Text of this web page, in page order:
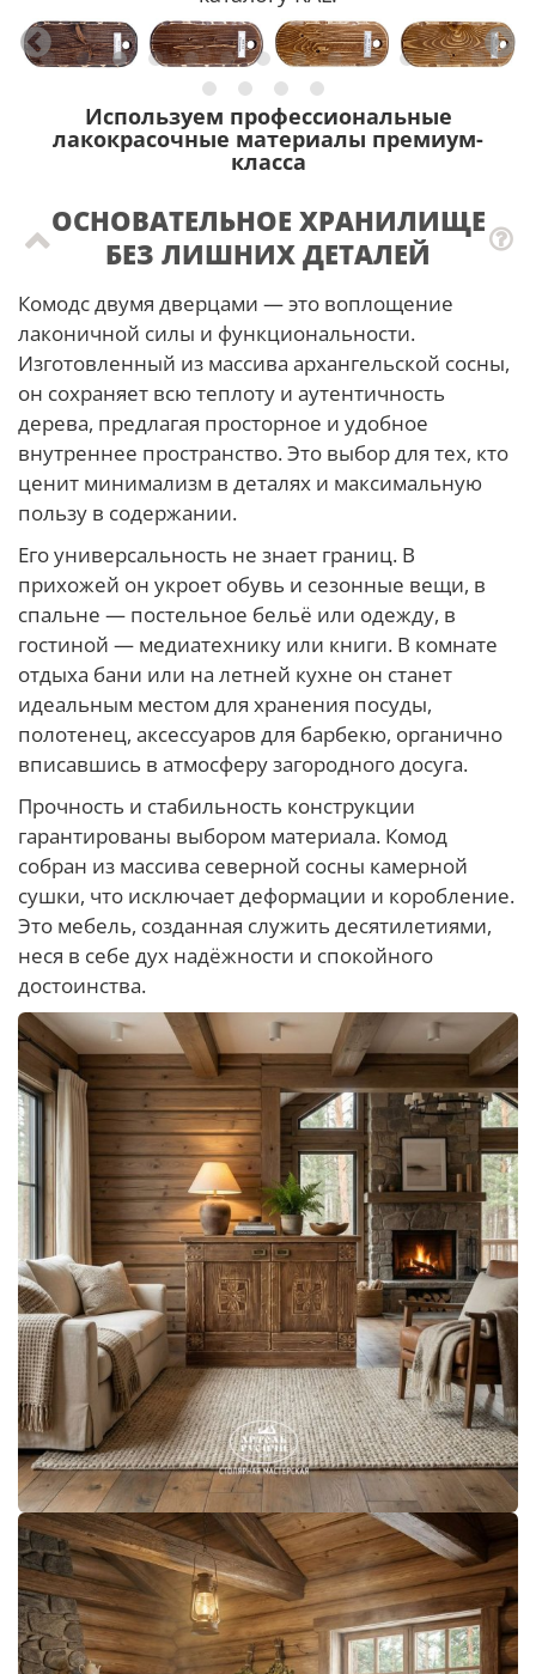
Используем профессиональные
лакокрасочные материалы премиум-
класса
ОСНОВАТЕЛЬНОЕ ХРАНИЛИЩЕ
БЕЗ ЛИШНИХ ДЕТАЛЕЙ
Комодс двумя дверцами — это воплощение
лаконичной силы и функциональности.
Изготовленный из массива архангельской сосны,
он сохраняет всю теплоту и аутентичность
дерева, предлагая просторное и удобное
внутреннее пространство. Это выбор для тех, кто
ценит минимализм в деталях и максимальную
пользу в содержании.
Его универсальность не знает границ. В
прихожей он укроет обувь и сезонные вещи, в
спальне — постельное бельё или одежду, в
гостиной — медиатехнику или книги. В комнате
отдыха бани или на летней кухне он станет
идеальным местом для хранения посуды,
полотенец, аксессуаров для барбекю, органично
вписавшись в атмосферу загородного досуга.
Прочность и стабильность конструкции
гарантированы выбором материала. Комод
собран из массива северной сосны камерной
сушки, что исключает деформации и коробление.
Это мебель, созданная служить десятилетиями,
неся в себе дух надёжности и спокойного
достоинства.